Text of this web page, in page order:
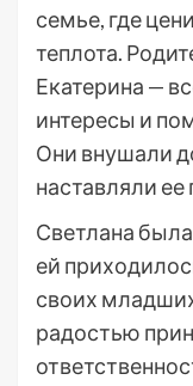
семье, где
теплота.
Екатерина —
интересы и
Они внушали
наставляли
Светлана
ей
своих
радостью